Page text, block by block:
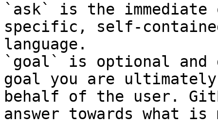
`ask` is the
specific, self-
language.
`goal` is optional and
goal you are
behalf of the user.
answer towards what